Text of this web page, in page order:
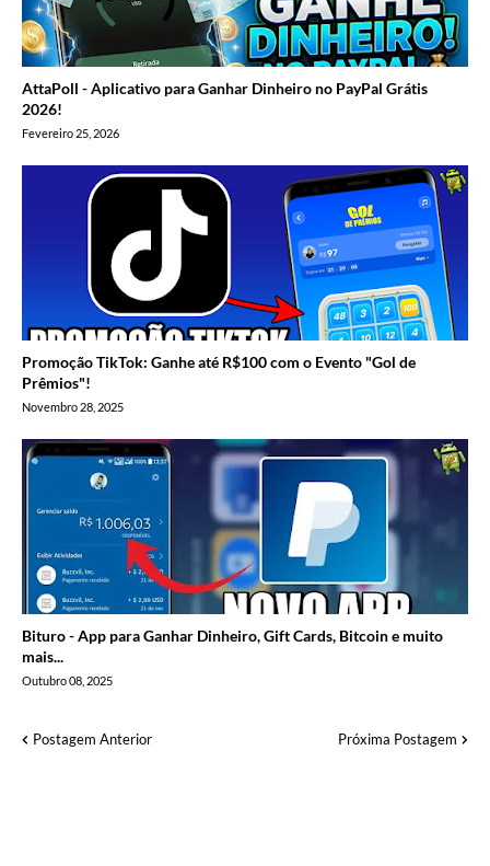
AttaPoll - Aplicativo para Ganhar Dinheiro no PayPal Grátis
2026!
Fevereiro 25, 2026
Promoção TikTok: Ganhe até R$100 com o Evento "Gol de
Prêmios"!
Novembro 28, 2025
Bituro - App para Ganhar Dinheiro, Gift Cards, Bitcoin e muito
mais...
Outubro 08, 2025
Postagem Anterior Próxima Postagem